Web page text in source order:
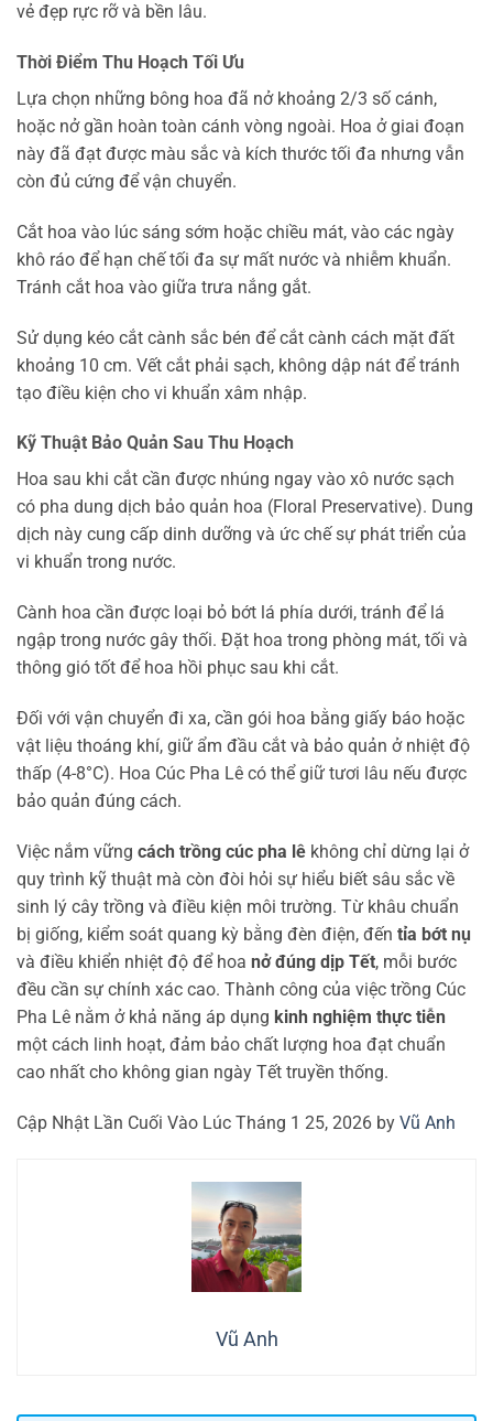
vẻ đẹp rực rỡ và bền lâu.
Thời Điểm Thu Hoạch Tối Ưu
Lựa chọn những bông hoa đã nở khoảng 2/3 số cánh,
hoặc nở gần hoàn toàn cánh vòng ngoài. Hoa ở giai đoạn
này đã đạt được màu sắc và kích thước tối đa nhưng vẫn
còn đủ cứng để vận chuyển.
Cắt hoa vào lúc sáng sớm hoặc chiều mát, vào các ngày
khô ráo để hạn chế tối đa sự mất nước và nhiễm khuẩn.
Tránh cắt hoa vào giữa trưa nắng gắt.
Sử dụng kéo cắt cành sắc bén để cắt cành cách mặt đất
khoảng 10 cm. Vết cắt phải sạch, không dập nát để tránh
tạo điều kiện cho vi khuẩn xâm nhập.
Kỹ Thuật Bảo Quản Sau Thu Hoạch
Hoa sau khi cắt cần được nhúng ngay vào xô nước sạch
có pha dung dịch bảo quản hoa (Floral Preservative). Dung
dịch này cung cấp dinh dưỡng và ức chế sự phát triển của
vi khuẩn trong nước.
Cành hoa cần được loại bỏ bớt lá phía dưới, tránh để lá
ngập trong nước gây thối. Đặt hoa trong phòng mát, tối và
thông gió tốt để hoa hồi phục sau khi cắt.
Đối với vận chuyển đi xa, cần gói hoa bằng giấy báo hoặc
vật liệu thoáng khí, giữ ẩm đầu cắt và bảo quản ở nhiệt độ
thấp (4-8°C). Hoa Cúc Pha Lê có thể giữ tươi lâu nếu được
bảo quản đúng cách.
Việc nắm vững cách trồng cúc pha lê không chỉ dừng lại ở
quy trình kỹ thuật mà còn đòi hỏi sự hiểu biết sâu sắc về
sinh lý cây trồng và điều kiện môi trường. Từ khâu chuẩn
bị giống, kiểm soát quang kỳ bằng đèn điện, đến tỉa bớt nụ
và điều khiển nhiệt độ để hoa nở đúng dịp Tết, mỗi bước
đều cần sự chính xác cao. Thành công của việc trồng Cúc
Pha Lê nằm ở khả năng áp dụng kinh nghiệm thực tiễn
một cách linh hoạt, đảm bảo chất lượng hoa đạt chuẩn
cao nhất cho không gian ngày Tết truyền thống.
Cập Nhật Lần Cuối Vào Lúc Tháng 1 25, 2026 by Vũ Anh
Vũ Anh